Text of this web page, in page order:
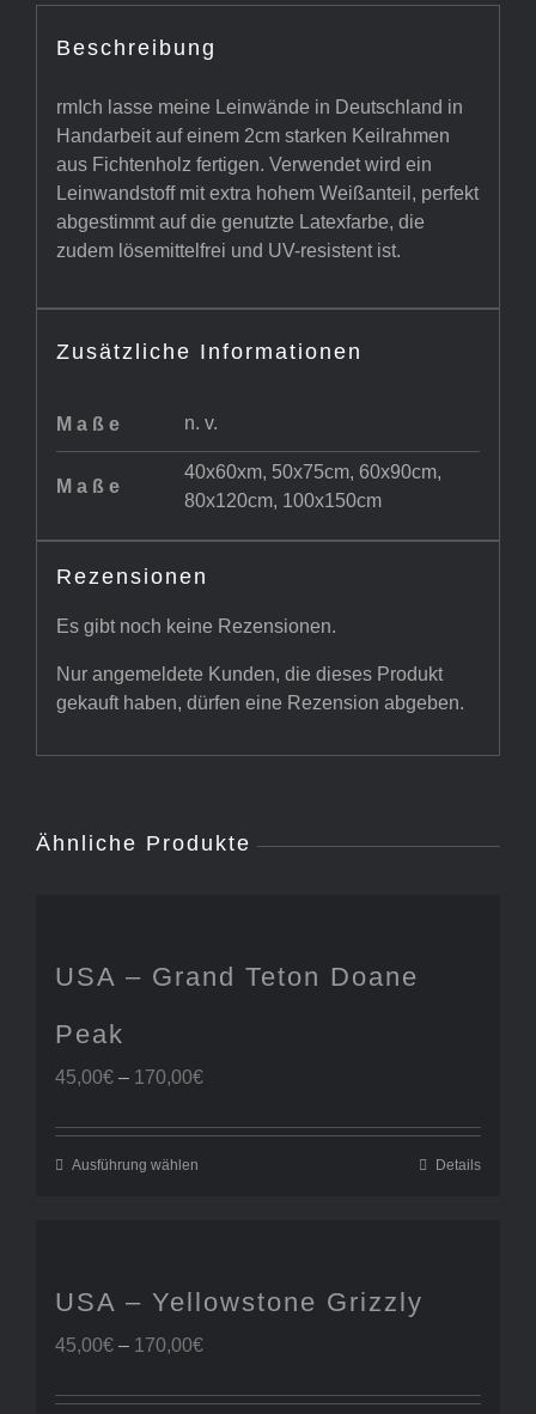
Beschreibung
rmIch lasse meine Leinwände in Deutschland in
Handarbeit auf einem 2cm starken Keilrahmen
aus Fichtenholz fertigen. Verwendet wird ein
Leinwandstoff mit extra hohem Weißanteil, perfekt
abgestimmt auf die genutzte Latexfarbe, die
zudem lösemittelfrei und UV-resistent ist.
Zusätzliche Informationen
Maße n. v.
Maße
40x60xm, 50x75cm, 60x90cm,
80x120cm, 100x150cm
Rezensionen
Es gibt noch keine Rezensionen.
Nur angemeldete Kunden, die dieses Produkt
gekauft haben, dürfen eine Rezension abgeben.
Ähnliche Produkte
USA – Grand Teton Doane
Peak
45,00€ – 170,00€Preisspanne:
bis
Ausführung wählen Details
USA – Yellowstone Grizzly
45,00€ – 170,00€Preisspanne:
bis